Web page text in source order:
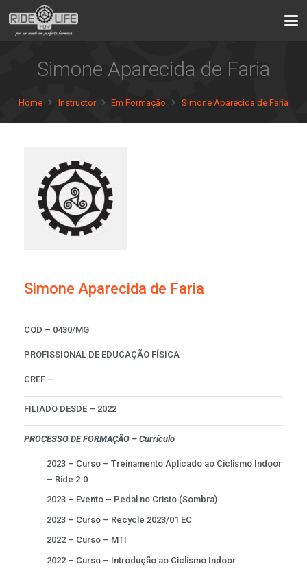
Simone Aparecida de Faria
Home Instructor Em Formação Simone Aparecida de Faria
Simone Aparecida de Faria
COD – 0430/MG
PROFISSIONAL DE EDUCAÇÃO FÍSICA
CREF –
FILIADO DESDE – 2022
PROCESSO DE FORMAÇÃO – Currículo
2023 – Curso – Treinamento Aplicado ao Ciclismo Indoor
– Ride 2.0
2023 – Evento – Pedal no Cristo (Sombra)
2023 – Curso – Recycle 2023/01 EC
2022 – Curso – MTI
2022 – Curso – Introdução ao Ciclismo Indoor